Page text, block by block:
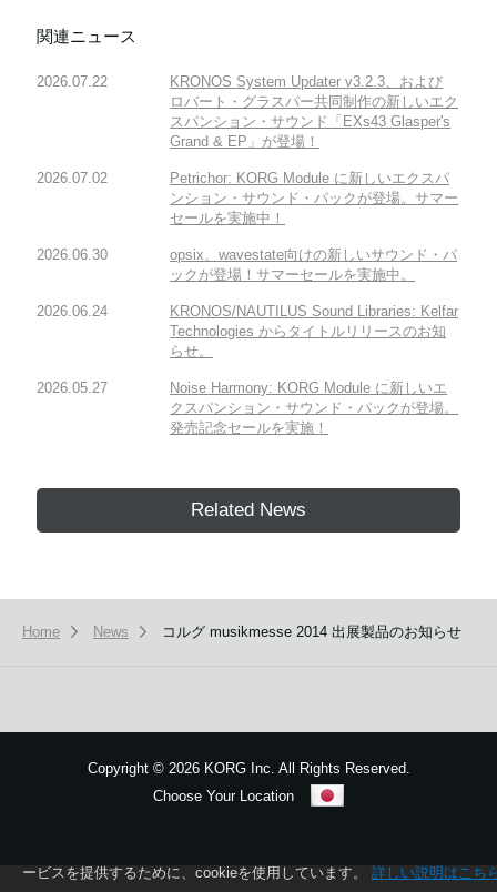
関連ニュース
2026.07.22
KRONOS System Updater v3.2.3、および
ロバート・グラスパー共同制作の新しいエク
スパンション・サウンド「EXs43 Glasper's
Grand & EP」が登場！
2026.07.02
Petrichor: KORG Module に新しいエクスパ
ンション・サウンド・パックが登場。サマー
セールを実施中！
2026.06.30
opsix、wavestate向けの新しいサウンド・パ
ックが登場！サマーセールを実施中。
2026.06.24
KRONOS/NAUTILUS Sound Libraries: Kelfar
Technologies からタイトルリリースのお知
らせ。
2026.05.27
Noise Harmony: KORG Module に新しいエ
クスパンション・サウンド・パックが登場。
発売記念セールを実施！
Related News
Home News コルグ musikmesse 2014 出展製品のお知らせ
Copyright ©2026 KORG Inc. All Rights Reserved.
Choose Your Location
ービスを提供するために、cookieを使用しています。 詳しい説明はこち